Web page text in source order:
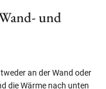
und
an der Wand oder
die Wärme nach unten